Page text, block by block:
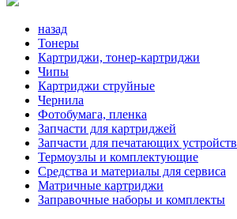
назад
Тонеры
Картриджи, тонер-картриджи
Чипы
Картриджи струйные
Чернила
Фотобумага, пленка
Запчасти для картриджей
Запчасти для печатающих устройств
Термоузлы и комплектующие
Средства и материалы для сервиса
Матричные картриджи
Заправочные наборы и комплекты